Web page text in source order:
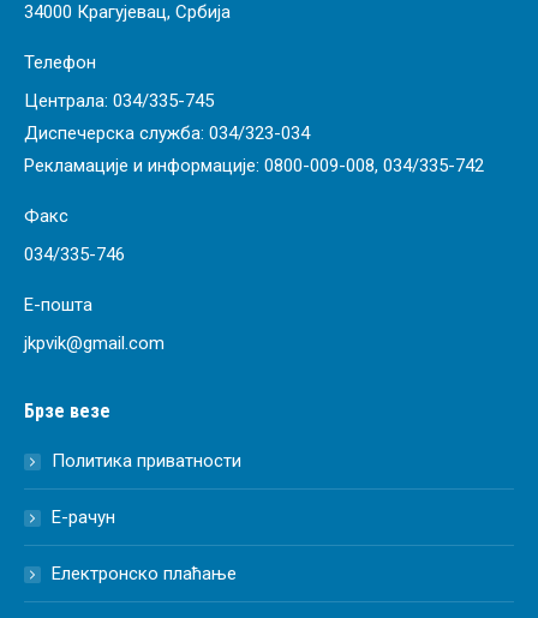
34000 Крагујевац, Србија
Телефон
Централа: 034/335-745
Диспечерска служба: 034/323-034
Рекламације и информације: 0800-009-008, 034/335-742
Факс
034/335-746
Е-пошта
jkpvik@gmail.com
Брзе везе
Политика приватности
Е-рачун
Електронско плаћање